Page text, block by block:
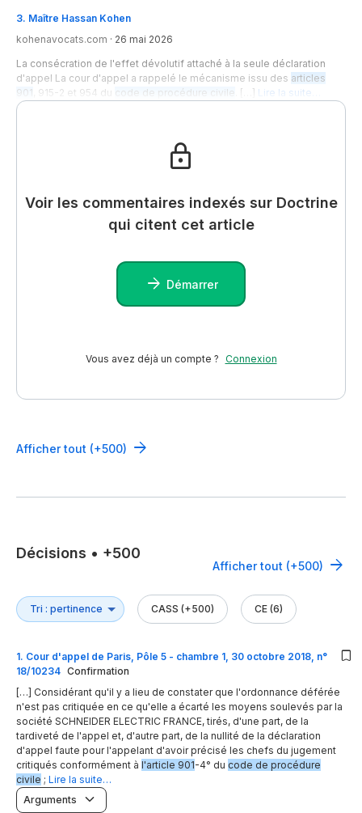
3. Maître Hassan Kohen
kohenavocats.com · 26 mai 2026
La consécration de l'effet dévolutif attaché à la seule déclaration
d'appel La cour d'appel a rappelé le mécanisme issu des articles
901 , 915-2 et 954 du code de procédure civile . […] Lire la suite…
Voir les commentaires indexés sur Doctrine
qui citent cet article
Démarrer
Vous avez déjà un compte ? Connexion
Afficher tout (+500)
Décisions • +500
Afficher tout (+500)
CASS (+500) CE (6)
1. Cour d'appel de Paris, Pôle 5 - chambre 1, 30 octobre 2018, n°
18/10234 Confirmation
[…] Considérant qu'il y a lieu de constater que l'ordonnance déférée
n'est pas critiquée en ce qu'elle a écarté les moyens soulevés par la
société SCHNEIDER ELECTRIC FRANCE, tirés, d'une part, de la
tardiveté de l'appel et, d'autre part, de la nullité de la déclaration
d'appel faute pour l'appelant d'avoir précisé les chefs du jugement
critiqués conformément à l'article 901-4° du code de procédure
civile ; Lire la suite…
Arguments